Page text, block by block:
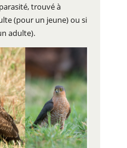
trouvé à
(pour un jeune) ou si
adulte).